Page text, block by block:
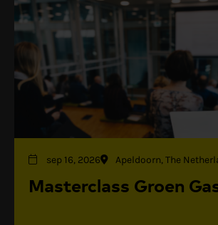
sep 16, 2026 Apeldoorn, The
Masterclass Groen